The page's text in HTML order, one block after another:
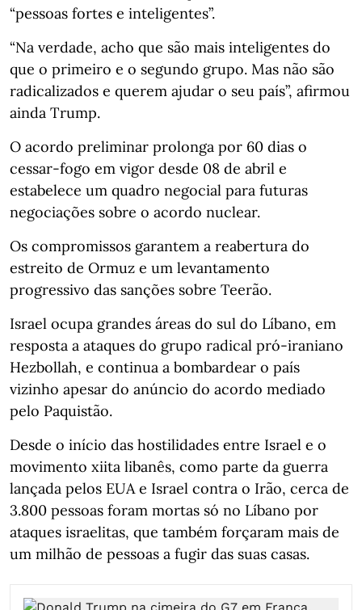
“pessoas fortes e inteligentes”.
“Na verdade, acho que são mais inteligentes do
que o primeiro e o segundo grupo. Mas não são
radicalizados e querem ajudar o seu país”, afirmou
ainda Trump.
O acordo preliminar prolonga por 60 dias o
cessar-fogo em vigor desde 08 de abril e
estabelece um quadro negocial para futuras
negociações sobre o acordo nuclear.
Os compromissos garantem a reabertura do
estreito de Ormuz e um levantamento
progressivo das sanções sobre Teerão.
Israel ocupa grandes áreas do sul do Líbano, em
resposta a ataques do grupo radical pró-iraniano
Hezbollah, e continua a bombardear o país
vizinho apesar do anúncio do acordo mediado
pelo Paquistão.
Desde o início das hostilidades entre Israel e o
movimento xiita libanês, como parte da guerra
lançada pelos EUA e Israel contra o Irão, cerca de
3.800 pessoas foram mortas só no Líbano por
ataques israelitas, que também forçaram mais de
um milhão de pessoas a fugir das suas casas.